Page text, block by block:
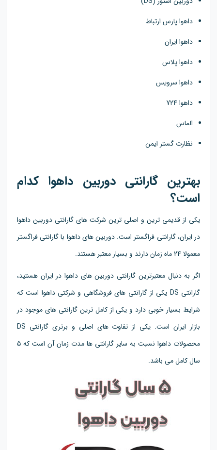
داهوا پارس ارتباط
داهوا ایران
داهوا پلاس
داهوا سرویس
داهوا 724
الماس
نظارت گستر ایمن
بهترین گارانتی دوربین داهوا کدام
است؟
یکی از قدیمی ترین و اصلی ترین شرکت های گارانتی دوربین داهوا
در ایران، گارانتی فراگستر است. دوربین های داهوا با گارانتی فراگستر
معمولا 24 ماه زمان دارند و بسیار معتبر هستند.
اگر به دنبال معتبرترین گارانتی دوربین های داهوا در ایران هستید،
گارانتی DS یکی از گارانتی های فروشگاهی و شرکتی داهوا است که
شرایط بسیار خوبی دارد و یکی از کامل ترین گارانتی های موجود در
بازار ایران است. یکی از تفاوت های اصلی و برتری گارانتی DS
محصولات داهوا نسبت به سایر گارانتی ها مدت زمان آن است که 5
سال کامل می باشد.